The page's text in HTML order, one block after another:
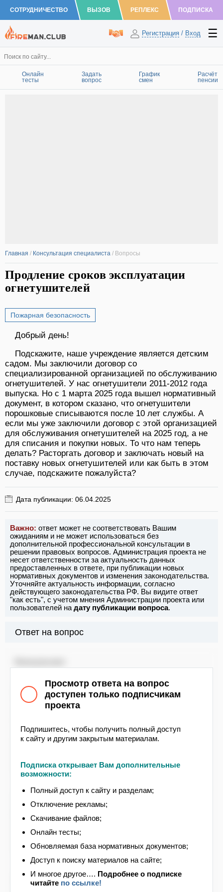
СОТРУДНИЧЕСТВО ВЫЗОВ РЕПЛЕКС ПОДПИСКА
Регистрация / Вход
Онлайн
тесты
Задать
вопрос
График
смен
Расчёт
пенсии
Главная / Консультация специалиста / Вопросы
Продление сроков эксплуатации
огнетушителей
Пожарная безопасность
Добрый день!
Подскажите, наше учреждение является детским
садом. Мы заключили договор со
специализированной организацией по обслуживанию
огнетушителей. У нас огнетушители 2011-2012 года
выпуска. Но с 1 марта 2025 года вышел нормативный
документ, в котором сказано, что огнетушители
порошковые списываются после 10 лет службы. А
если мы уже заключили договор с этой организацией
для обслуживания огнетушителей на 2025 год, а не
для списания и покупки новых. То что нам теперь
делать? Расторгать договор и заключать новый на
поставку новых огнетушителей или как быть в этом
случае, подскажите пожалуйста?
Дата публикации: 06.04.2025
Важно: ответ может не соответствовать Вашим
ожиданиям и не может использоваться без
дополнительной профессиональной консультации в
решении правовых вопросов. Администрация проекта не
несет ответственности за актуальность данных
предоставленных в ответе, при публикации новых
нормативных документов и изменения законодательства.
Уточняйте актуальность информации, согласно
действующего законодательства РФ. Вы видите ответ
"как есть", с учетом мнения Администрации проекта или
пользователей на дату публикации вопроса.
Ответ на вопрос
С 1 марта 2025 года СП 9.13130.2009 «Свод
правил. Техника пожарная. Огнетушители.
Требования к эксплуатации» утратил силу без
замены. Соответственно, с 1 марта 2025 года
технического обслуживания и ремонта
огнетушителей, а также методы испытаний
59641-2021.
Также стоит отметить, что в соответствии с п.
60 Правил противопожарного режима в РФ,
утвержденных постановлением Правительства
РФ от 16.09.2020 № 1479, необходимо
обеспечить соблюдение сроков их перезарядки,
освидетельствования и своевременной замены,
указанных в паспорте огнетушителя.
Таким образом, с 1 марта 2025 года при
размещении, эксплуатации, техническом
обслуживании и ремонте огнетушителей
Просмотр ответа на вопрос
доступен только подписчикам
проекта
Подпишитесь, чтобы получить полный доступ
к сайту и другим закрытым материалам.
Подписка открывает Вам дополнительные
возможности:
Полный доступ к сайту и разделам;
Отключение рекламы;
Скачивание файлов;
Онлайн тесты;
Обновляемая база нормативных документов;
Доступ к поиску материалов на сайте;
И многое другое…. Подробнее о подписке
читайте по ссылке!